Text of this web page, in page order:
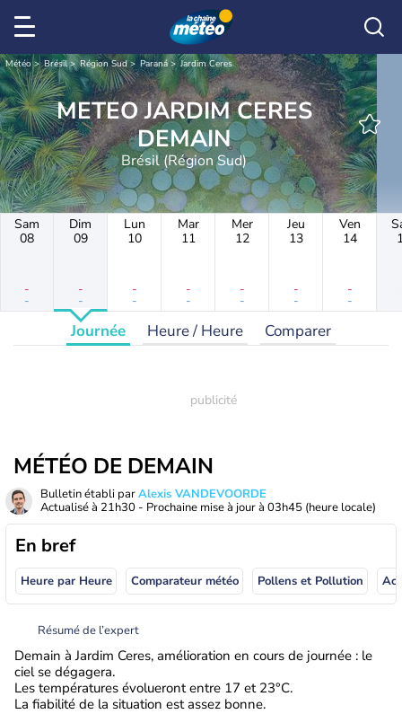
Météo Brésil Région Sud Paraná Jardim Ceres
METEO JARDIM CERES
DEMAIN
Brésil (Région Sud)
Sam
08
-
-
Dim
09
-
-
Lun
10
-
-
Mar
11
-
-
Mer
12
-
-
Jeu
13
-
-
Ven
14
-
-
Journée Heure / Heure Comparer
MÉTÉO DE DEMAIN
Bulletin établi parAlexis VANDEVOORDE
Actualisé à 21h30 - Prochaine mise à jour à 03h45 (heure locale)
En bref
Heure par Heure Comparateur météo Pollens et Pollution
Résumé de l’expert
Demain à Jardim Ceres, amélioration en cours de journée : le
ciel se dégagera.
Les températures évolueront entre 17 et 23°C.
La fiabilité de la situation est assez bonne.